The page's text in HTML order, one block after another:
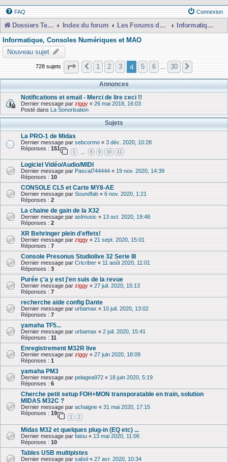
FAQ Connexion
Dossiers Techniques Index du forum Les Forums de Discussions
Informatique, Consoles Numériques et MAO
Informatique, Consoles Numériques et MAO
Nouveau sujet
728 sujets Page 4sur30
Précédente
1 2 3 4 5 6 30
Annonces
Notifications et email - Merci de lire ceci !!
Dernier message par ziggy « 26 mai 2018, 16:03
Posté dans La Sonorisation
Sujets
La PRO-1 de Midas
Dernier message par sebcormo « 3 déc. 2020, 10:28
Réponses : 151
1 8 9 10 11
Logiciel Vidéo/Audio/MIDI
Dernier message par Pascal744444 « 19 nov. 2020, 14:39
Réponses : 10
CONSOLE CL5 et Carte MY8-AE
Dernier message par Soundfab « 6 nov. 2020, 1:21
Réponses : 2
La chaine de gain de la X32
Dernier message par aslmusic « 13 oct. 2020, 19:48
Réponses : 2
XR Behringer plein d'effets!
Dernier message par ziggy « 21 sept. 2020, 15:01
Réponses : 7
Console Presonus Studiolive 32 Serie III
Dernier message par Cricriber « 11 août 2020, 11:01
Réponses : 3
Purée ç'a y est j'en suis de la revue
Dernier message par ziggy « 27 juil. 2020, 15:13
Réponses : 7
recherche aide config Dante
Dernier message par urbamax « 10 juil. 2020, 13:02
Réponses : 7
yamaha TF5...
Dernier message par urbamax « 2 juil. 2020, 15:41
Réponses : 11
Enregistrement M32R live
Dernier message par ziggy « 27 juin 2020, 18:09
Réponses : 1
yamaha PM3
Dernier message par pelagea972 « 18 juin 2020, 5:19
Réponses : 6
Cherche petit setup FOH+MON transporatable en train, solution
MIDAS M32C ?
Dernier message par achaigne « 31 mai 2020, 17:15
Réponses : 19
1 2
Midas M32 et quelques plug-in (EQ etc) ...
Dernier message par fatou « 13 mai 2020, 11:06
Réponses : 10
Tables USB multipistes
Dernier message par sabol « 27 avr. 2020, 10:34